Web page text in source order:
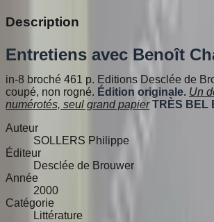
Description
Entretiens avec Benoît
in-8 broché 461 p. Editions Desclée de
coupé, non rogné. Édition originale. Un
numérotés, seul grand papier TRÈS BEL
Auteur
SOLLERS Philippe
Éditeur
Desclée de Brouwer
Année
2000
Catégorie
Littérature